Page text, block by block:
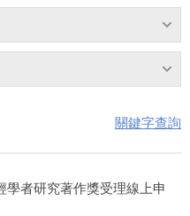
關鍵字查詢
學者研究著作獎受理線上申